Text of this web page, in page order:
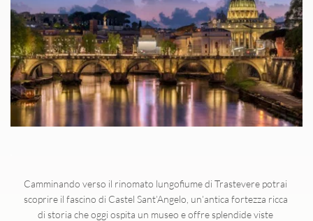
Camminando verso il rinomato lungofiume di Trastevere potrai
scoprire il fascino di Castel Sant’Angelo, un’antica fortezza ricca
di storia che oggi ospita un museo e offre splendide viste